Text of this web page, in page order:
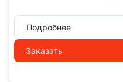
Подробнее
Заказать